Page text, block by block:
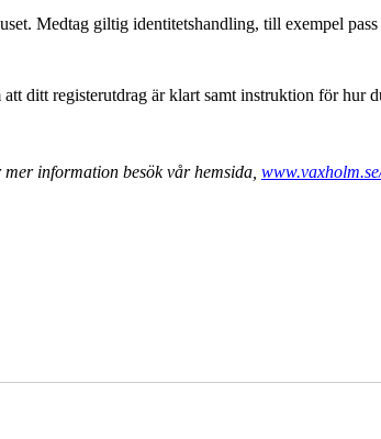
Medtag giltig identitetshandling, till exempel
ditt registerutdrag är klart samt instruktion för hur
information besök vår hemsida,